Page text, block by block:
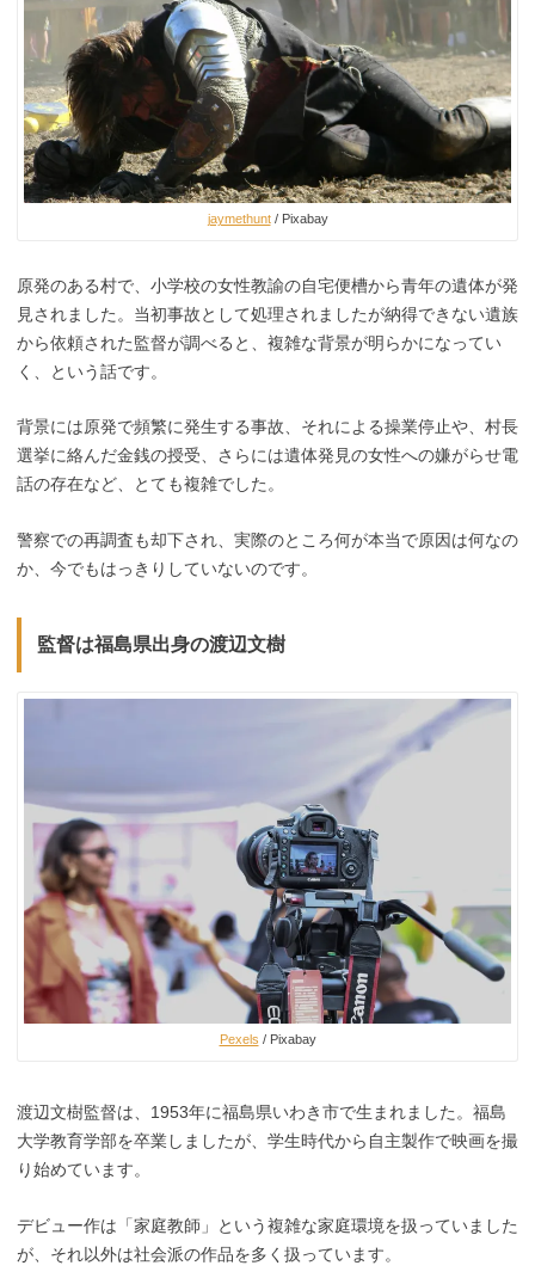
jaymethunt/ Pixabay
原発のある村で、小学校の女性教諭の自宅便槽から青年の遺体が発
見されました。当初事故として処理されましたが納得できない遺族
から依頼された監督が調べると、複雑な背景が明らかになってい
く、という話です。
背景には原発で頻繁に発生する事故、それによる操業停止や、村長
選挙に絡んだ金銭の授受、さらには遺体発見の女性への嫌がらせ電
話の存在など、とても複雑でした。
警察での再調査も却下され、実際のところ何が本当で原因は何なの
か、今でもはっきりしていないのです。
監督は福島県出身の渡辺文樹
Pexels / Pixabay
渡辺文樹監督は、1953年に福島県いわき市で生まれました。福島
大学教育学部を卒業しましたが、学生時代から自主製作で映画を撮
り始めています。
デビュー作は「家庭教師」という複雑な家庭環境を扱っていました
が、それ以外は社会派の作品を多く扱っています。